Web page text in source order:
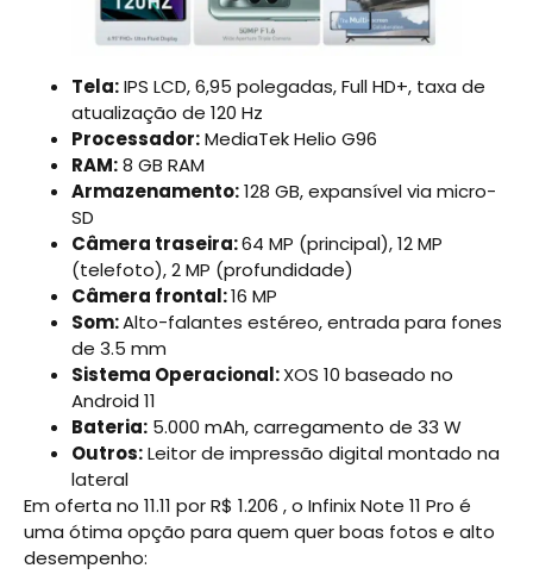
Tela:IPS LCD, 6,95 polegadas, Full HD+, taxa de
atualização de 120 Hz
Processador:MediaTek Helio G96
RAM:8 GB RAM
Armazenamento:128 GB, expansível via micro-
SD
Câmera traseira:64 MP (principal), 12 MP
(telefoto), 2 MP (profundidade)
Câmera frontal:16 MP
Som:Alto-falantes estéreo, entrada para fones
de 3.5 mm
Sistema Operacional:XOS 10 baseado no
Android 11
Bateria: 5.000 mAh, carregamento de 33 W
Outros:Leitor de impressão digital montado na
lateral
Em oferta no 11.11 por R$ 1.206 , o Infinix Note 11 Pro é
uma ótima opção para quem quer boas fotos e alto
desempenho: